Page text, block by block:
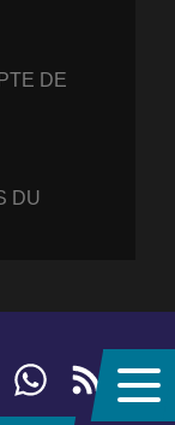
DE
DU
WhatsAppRSS
feed